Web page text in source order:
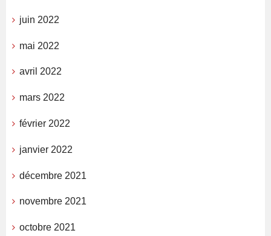
juin 2022
mai 2022
avril 2022
mars 2022
février 2022
janvier 2022
décembre 2021
novembre 2021
octobre 2021